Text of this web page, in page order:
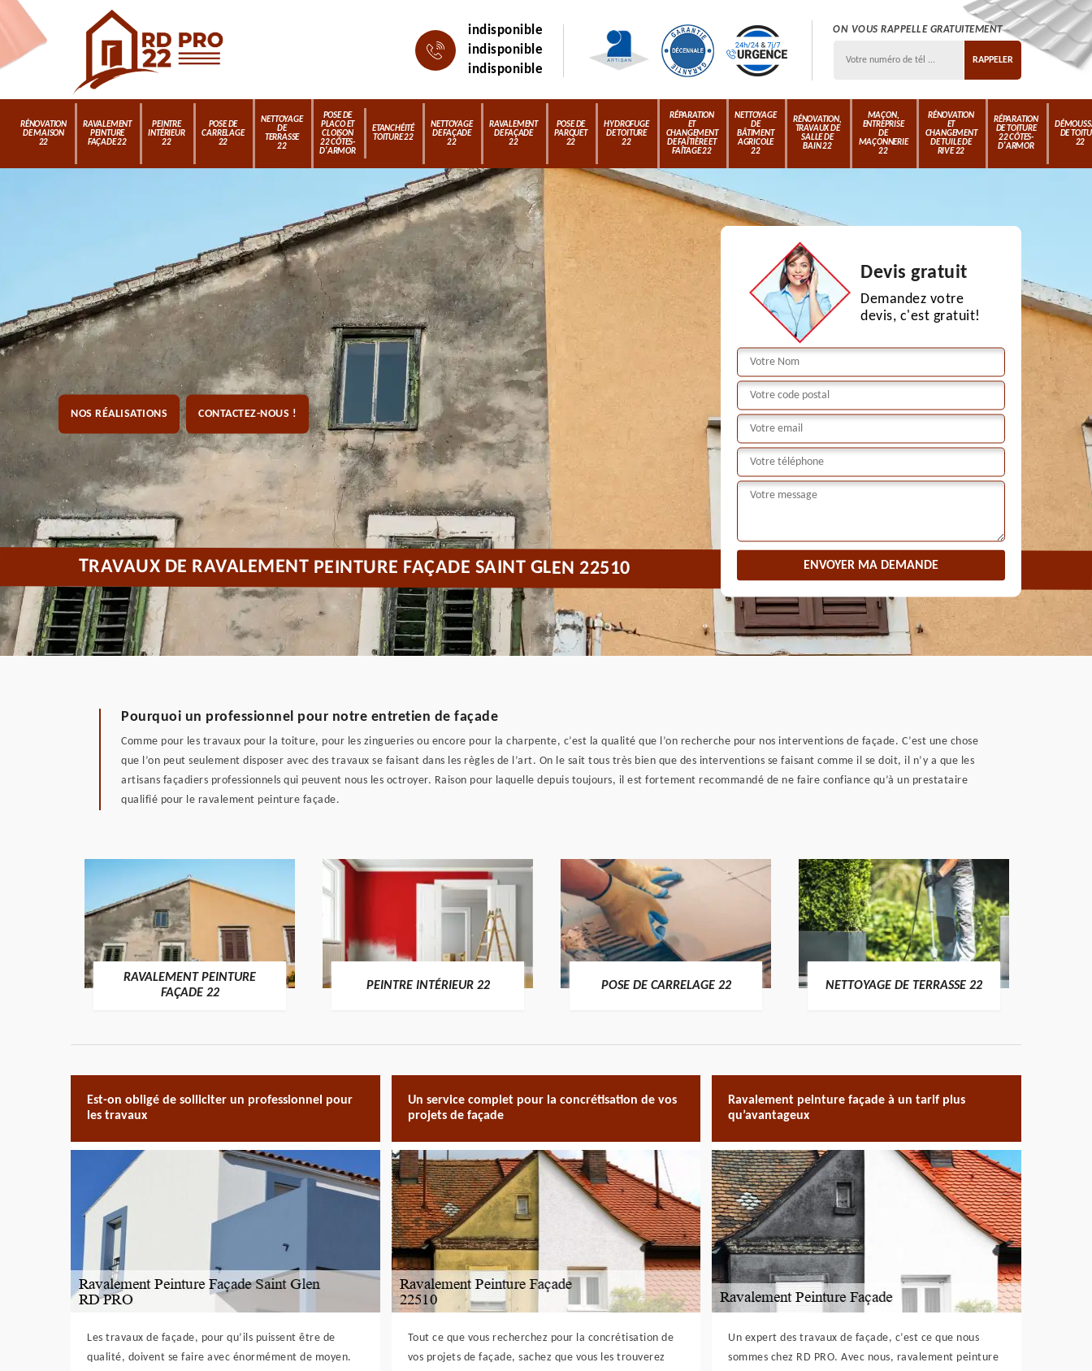
indisponible
indisponible
indisponible
ON VOUS RAPPELLE GRATUITEMENT
RÉNOVATION
DE MAISON
22
RAVALEMENT
PEINTURE
FAÇADE 22
PEINTRE
INTÉRIEUR
22
POSE DE
CARRELAGE
22
NETTOYAGE
DE
TERRASSE
22
POSE DE
PLACO ET
CLOISON
22 CÔTES-
D'ARMOR
ETANCHÉITÉ
TOITURE 22
NETTOYAGE
DE FAÇADE
22
RAVALEMENT
DE FAÇADE
22
POSE DE
PARQUET
22
HYDROFUGE
DE TOITURE
22
RÉPARATION
ET
CHANGEMENT
DE FAÎTIÈRE ET
FAÎTAGE 22
NETTOYAGE
DE
BÂTIMENT
AGRICOLE
22
RÉNOVATION,
TRAVAUX DE
SALLE DE
BAIN 22
MAÇON,
ENTREPRISE
DE
MAÇONNERIE
22
RÉNOVATION
ET
CHANGEMENT
DE TUILE DE
RIVE 22
RÉPARATION
DE TOITURE
22 CÔTES-
D'ARMOR
DE
22
NOS RÉALISATIONS CONTACTEZ-NOUS !
Devis gratuit
Demandez votre
devis, c'est gratuit!
TRAVAUX DE RAVALEMENT PEINTURE FAÇADE SAINT GLEN 22510
Pourquoi un professionnel pour notre entretien de façade
Comme pour les travaux pour la toiture, pour les zingueries ou encore pour la charpente, c’est la qualité que l’on recherche pour nos interventions de façade. C’est une chose
que l’on peut seulement disposer avec des travaux se faisant dans les règles de l’art. On le sait tous très bien que des interventions se faisant comme il se doit, il n’y a que les
artisans façadiers professionnels qui peuvent nous les octroyer. Raison pour laquelle depuis toujours, il est fortement recommandé de ne faire confiance qu’à un prestataire
qualifié pour le ravalement peinture façade.
RAVALEMENT PEINTURE
FAÇADE 22
PEINTRE INTÉRIEUR 22 POSE DE CARRELAGE 22 NETTOYAGE DE TERRASSE 22
Est-on obligé de solliciter un professionnel pour
les travaux
Les travaux de façade, pour qu’ils puissent être de
qualité, doivent se faire avec énormément de moyen.
Un service complet pour la concrétisation de vos
projets de façade
Tout ce que vous recherchez pour la concrétisation de
vos projets de façade, sachez que vous les trouverez
Ravalement peinture façade à un tarif plus
qu’avantageux
Un expert des travaux de façade, c’est ce que nous
sommes chez RD PRO. Avec nous, ravalement peinture